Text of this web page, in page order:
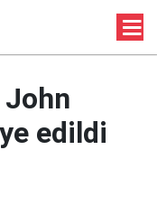
John
edildi